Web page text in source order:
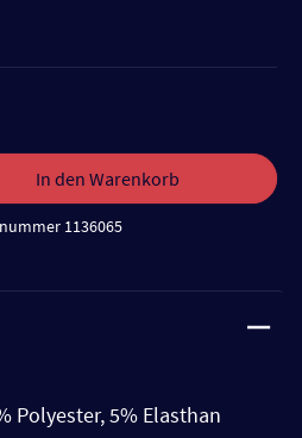
In den Warenkorb
1136065
Polyester, 5% Elasthan